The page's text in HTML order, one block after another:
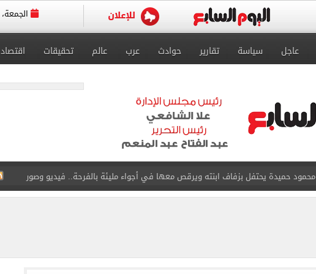
الجمعة، 07 أغسطس 2026
عاجل سياسة تقارير حوادث عرب عالم تحقيقات اقتصاد
إخلاء سبيل سائق أوبر وفتاة واقعة التحرش المزيفة بكفالة مالية
غلق جزئى لشارع جامعة الدول العربية بتقاطعه مع شارع شهاب 3 أيام لتوصيل غاز
محمد صلاح يظهر على تليفزيون اليوم السابع فى حفل تقديمه باستاد طرابزون.. فيديو